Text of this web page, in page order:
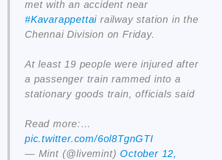
met with an accident near
#Kavarappettai railway station in the
Chennai Division on Friday.
At least 19 people were injured after
a passenger train rammed into a
stationary goods train, officials said
Read more:…
pic.twitter.com/6ol8TgnGTI
— Mint (@livemint) October 12,